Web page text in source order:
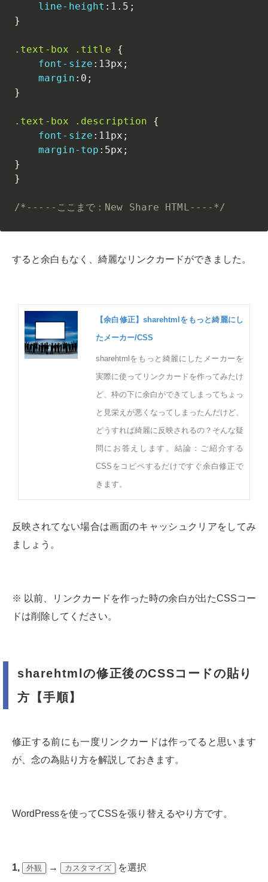
line-height : 1.5 ;
}
.text-box .title
{
font-size : 13px ;
margin : 0 ;
}
.text-box .description
{
font-size : 11px ;
margin-top : 5px ;
}
}
/*-----ここまで：New Share HTML----*/
すると余白もなく、綺麗なリンクカードができました。
【余白修正】sharehtmlをもっと綺麗にし
たメーカー/CSS
sharehtmlをもっと綺麗にしたメーカーを
実際に使ってリンクカードを作ってみたけ
ど、枠の下に余白ができてしまってちょっ
と見栄えが悪くなってしまったんだけど、
どうすれば綺麗に反映されるの？そんな疑
問にお答えします。結論：ご紹介する
CSSをコピペするだけですぐ余白修正で
きます。
反映されてない場合は画面のキャッシュクリアをしてみ
ましょう。
※ 以前、リンクカードを作った時の余白が出たCSSコー
ドは削除してください。
sharehtmlの修正後のCSSコードの貼り
方【手順】
修正する前にも一度リンクカードは作ってると思います
が、念の為貼り方を解説しておきます。
WordPressを使ってCSSを張り替えるやり方です。
1, 外観 → カスタマイズ を選択